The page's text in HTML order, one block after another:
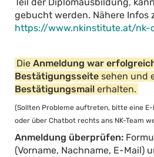
gebucht werden. Nähere Infos
https://www.nkinstitute.at/nk-
Die Anmeldung war
Bestätigungsseite sehen und
Bestätigungsmail erhalten.
(Sollten Probleme auftreten, bitte eine E-
oder über Chatbot rechts ans NK-Team
Anmeldung überprüfen:
(Vorname, Nachname, E-Mail)